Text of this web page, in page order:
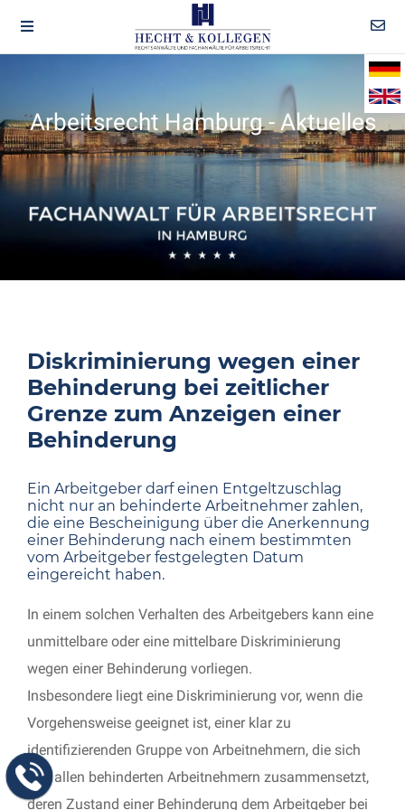
Arbeitsrecht Hamburg - Aktuelles
Diskriminierung wegen einer
Behinderung bei zeitlicher
Grenze zum Anzeigen einer
Behinderung
Ein Arbeitgeber darf einen Entgeltzuschlag
nicht nur an behinderte Arbeitnehmer zahlen,
die eine Bescheinigung über die Anerkennung
einer Behinderung nach einem bestimmten
vom Arbeitgeber festgelegten Datum
eingereicht haben.
In einem solchen Verhalten des Arbeitgebers kann eine
unmittelbare oder eine mittelbare Diskriminierung
wegen einer Behinderung vorliegen.
Insbesondere liegt eine Diskriminierung vor, wenn die
Vorgehensweise geeignet ist, einer klar zu
identifizierenden Gruppe von Arbeitnehmern, die sich
aus allen behinderten Arbeitnehmern zusammensetzt,
deren Zustand einer Behinderung dem Arbeitgeber bei